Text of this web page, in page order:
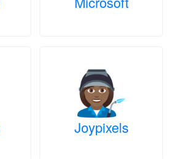
Joypixels